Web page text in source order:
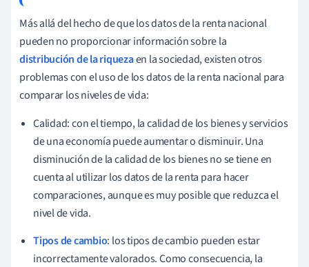
Más allá del hecho de que los datos de la renta nacional
pueden no proporcionar información sobre la
distribución de la riquezaen la sociedad, existen otros
problemas con el uso de los datos de la renta nacional para
comparar los niveles de vida:
Calidad: con el tiempo, la calidad de los bienes y servicios
de una economía puede aumentar o disminuir. Una
disminución de la calidad de los bienes no se tiene en
cuenta al utilizar los datos de la renta para hacer
comparaciones, aunque es muy posible que reduzca el
nivel de vida.
Tipos de cambio: los tipos de cambio pueden estar
incorrectamente valorados. Como consecuencia, la